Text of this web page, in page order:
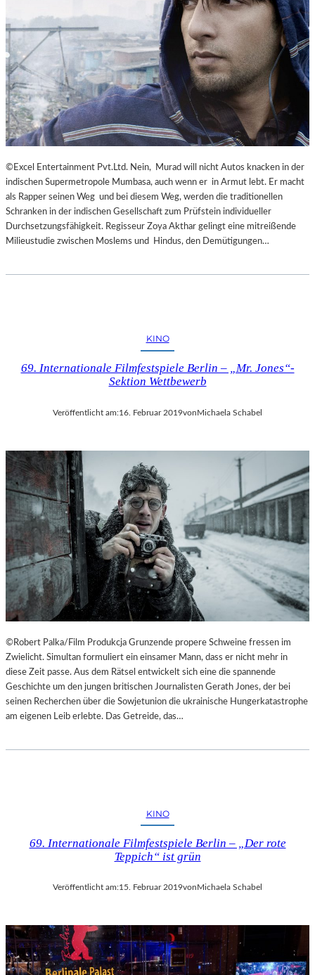
©Excel Entertainment Pvt.Ltd. Nein, Murad will nicht Autos knacken in der
indischen Supermetropole Mumbasa, auch wenn er in Armut lebt. Er macht
als Rapper seinen Weg und bei diesem Weg, werden die traditionellen
Schranken in der indischen Gesellschaft zum Prüfstein individueller
Durchsetzungsfähigkeit. Regisseur Zoya Akthar gelingt eine mitreißende
Milieustudie zwischen Moslems und Hindus, den Demütigungen…
KINO
69. Internationale Filmfestspiele Berlin – „Mr. Jones“-
Sektion Wettbewerb
Veröffentlicht am:16. Februar 2019vonMichaela Schabel
©Robert Palka/Film Produkcja Grunzende propere Schweine fressen im
Zwielicht. Simultan formuliert ein einsamer Mann, dass er nicht mehr in
diese Zeit passe. Aus dem Rätsel entwickelt sich eine die spannende
Geschichte um den jungen britischen Journalisten Gerath Jones, der bei
seinen Recherchen über die Sowjetunion die ukrainische Hungerkatastrophe
am eigenen Leib erlebte. Das Getreide, das…
KINO
69. Internationale Filmfestspiele Berlin – „Der rote
Teppich“ ist grün
Veröffentlicht am:15. Februar 2019vonMichaela Schabel